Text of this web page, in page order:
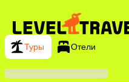
Туры Отели